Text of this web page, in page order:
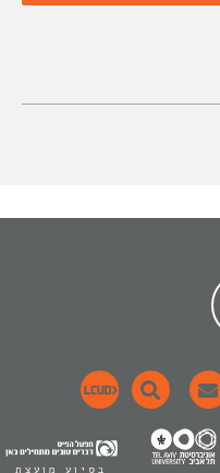
בסיוע מועצת